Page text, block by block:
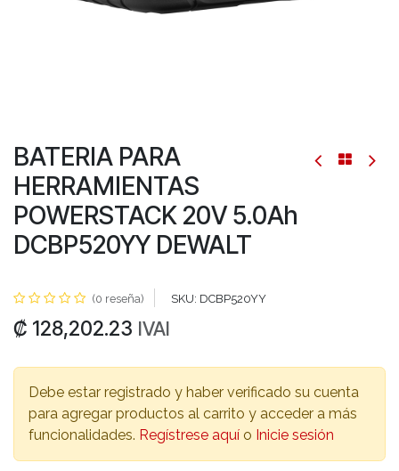
BATERIA PARA
HERRAMIENTAS
POWERSTACK 20V 5.0Ah
DCBP520YY DEWALT
(0 reseña) SKU: DCBP520YY
₡ 128,202.23 IVAI
Debe estar registrado y haber verificado su cuenta
para agregar productos al carrito y acceder a más
funcionalidades. Regístrese aquí o Inicie sesión